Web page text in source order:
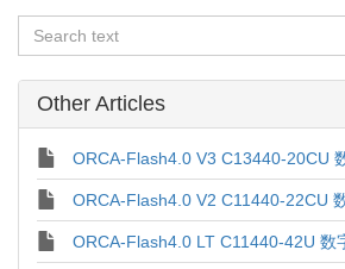
Other Articles
ORCA-Flash4.0 V3 C13440-20CU
ORCA-Flash4.0 V2 C11440-22CU
ORCA-Flash4.0 LT C11440-42U 数